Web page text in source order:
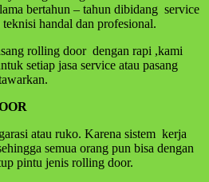
bertahun – tahun dibidang service
handal dan profesional.
rolling door dengan rapi ,kami
setiap jasa service atau pasang
atau ruko. Karena sistem kerja
semua orang pun bisa dengan
pintu jenis rolling door.